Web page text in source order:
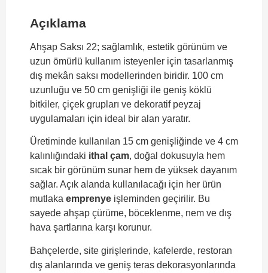
Açıklama
Ahşap Saksı 22; sağlamlık, estetik görünüm ve
uzun ömürlü kullanım isteyenler için tasarlanmış
dış mekân saksı modellerinden biridir. 100 cm
uzunluğu ve 50 cm genişliği ile geniş köklü
bitkiler, çiçek grupları ve dekoratif peyzaj
uygulamaları için ideal bir alan yaratır.
Üretiminde kullanılan 15 cm genişliğinde ve 4 cm
kalınlığındaki ithal çam, doğal dokusuyla hem
sıcak bir görünüm sunar hem de yüksek dayanım
sağlar. Açık alanda kullanılacağı için her ürün
mutlaka emprenye işleminden geçirilir. Bu
sayede ahşap çürüme, böceklenme, nem ve dış
hava şartlarına karşı korunur.
Bahçelerde, site girişlerinde, kafelerde, restoran
dış alanlarında ve geniş teras dekorasyonlarında